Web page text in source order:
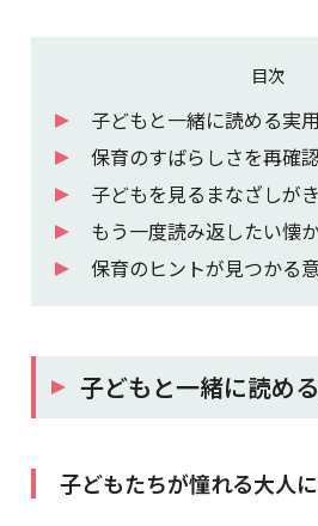
目次
子どもと一緒に読める実
保育のすばらしさを再確
子どもを見るまなざしが
もう一度読み返したい懐
保育のヒントが見つかる
子どもと一緒に読め
子どもたちが憧れる大人